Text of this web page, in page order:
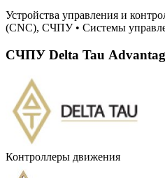
Устройства управления и
(CNC), СЧПУ • Системы
СЧПУ Delta Tau
Контроллеры движения